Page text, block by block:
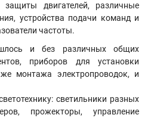
защиты двигателей, различные
устройства подачи команд и
частоты.
и без различных общих
приборов для установки
монтажа электропроводок, и
светильники разных
прожекторы, управление